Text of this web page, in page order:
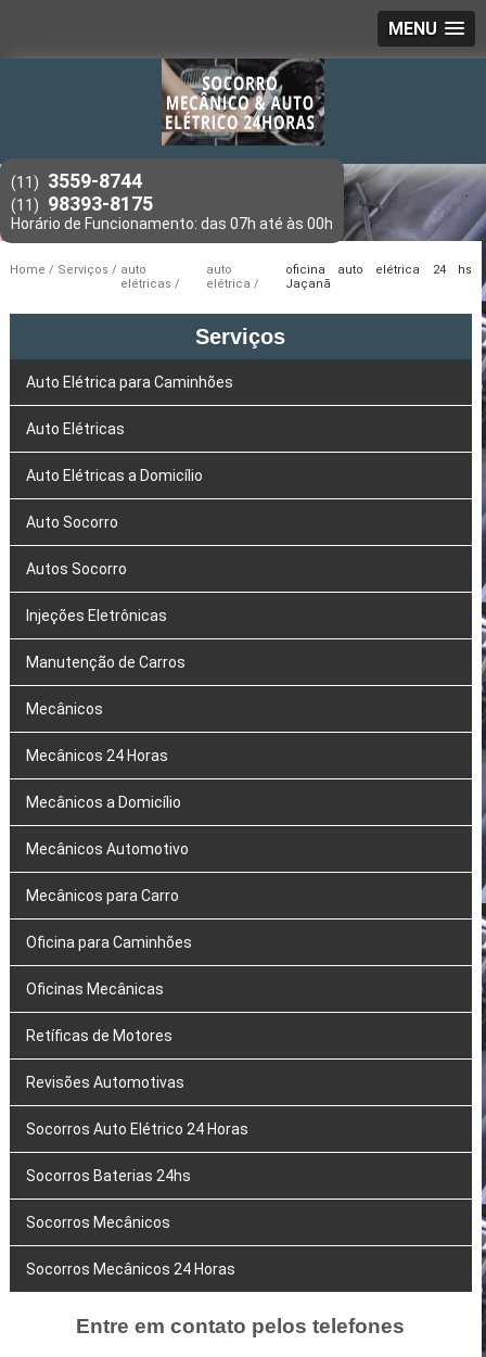
MENU
(11) 3559-8744
(11) 98393-8175
Home Serviços
auto
elétricas
auto
elétrica
oficina auto elétrica 24 hs
Jaçanã
Serviços
Auto Elétrica para Caminhões
Auto Elétricas
Auto Elétricas a Domicílio
Auto Socorro
Autos Socorro
Injeções Eletrônicas
Manutenção de Carros
Mecânicos
Mecânicos 24 Horas
Mecânicos a Domicílio
Mecânicos Automotivo
Mecânicos para Carro
Oficina para Caminhões
Oficinas Mecânicas
Retíficas de Motores
Revisões Automotivas
Socorros Auto Elétrico 24 Horas
Socorros Baterias 24hs
Socorros Mecânicos
Socorros Mecânicos 24 Horas
Entre em contato pelos telefones